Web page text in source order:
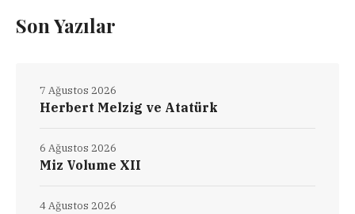
Son Yazılar
Herbert Melzig ve Atatürk
7 Ağustos 2026
Miz Volume XII
6 Ağustos 2026
4 Ağustos 2026